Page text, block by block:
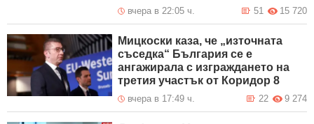
вчера в 22:05 ч. 15 720
51
Мицкоски каза, че „източната
съседка“ България се е
ангажирала с изграждането на
третия участък от Коридор 8
вчера в 17:49 ч. 9 274
22